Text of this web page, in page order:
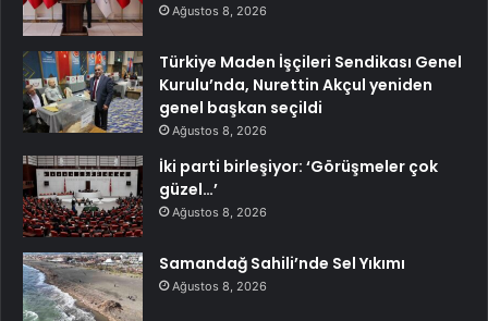
Ağustos 8, 2026
Türkiye Maden İşçileri Sendikası Genel
Kurulu’nda, Nurettin Akçul yeniden
genel başkan seçildi
Ağustos 8, 2026
İki parti birleşiyor: ‘Görüşmeler çok
güzel…’
Ağustos 8, 2026
Samandağ Sahili’nde Sel Yıkımı
Ağustos 8, 2026